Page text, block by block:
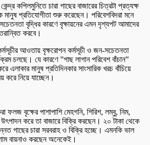
কপিলমুনিতে চারা গাছের বাজারের চিত্রটা প্রত্যক্ষ
প্রতিযোগীতা শুরু করেছেন। পরিবেশবিদরা মনে
বৃদ্ধির কারণে বৃক্ষায়নের এমন দৃশ্যপট আমাদের
করবে।
আওতায় বৃক্ষরোপন কর্মসূচী ও জন-সচেতনতা
চলছে। যে কারণে ”গাছ লাগান পরিবেশ বাঁচান”
মানুষ প্রতিদিনকার সাংসারিক খরচ বাঁচিয়ে
করে নিয়ে যাচ্ছেন।
ফলজ বৃক্ষের পাশাপাশি মেহগনি, শিরিশ, লম্বু, নিম,
উৎপাদন করে তা বাজারে বিক্রি করছেন। ২০ টাকা থেকে
গাছের চারা সরবরাহ ও বিক্রি হচ্ছে। এমনকি ভাল
বায়নাও করছেন অনেকেই।